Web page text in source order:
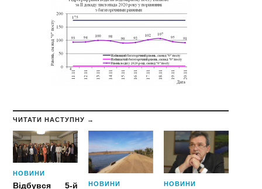
ЧИТАТИ НАСТУПНУ →
НОВИНИ
Відбувся 5-й
НОВИНИ НОВИНИ